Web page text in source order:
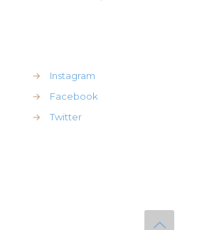
→
Instagram
→
Facebook
→
Twitter